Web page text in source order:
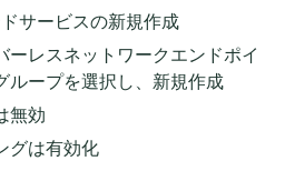
サービスの新規作成
ーレスネットワークエンドポイ
ループを選択し、新規作成
無効
グは有効化